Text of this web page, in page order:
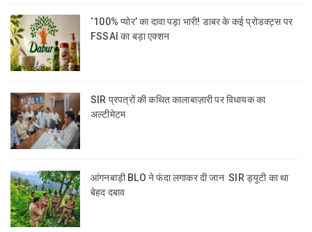
‘100% प्योर’ का दावा पड़ा भारी! डाबर के कई प्रोडक्ट्स पर
FSSAI का बड़ा एक्शन
SIR प्रपत्रों की कथित कालाबाज़ारी पर विधायक का
अल्टीमेटम
आंगनबाड़ी BLO ने फंदा लगाकर दी जान SIR ड्यूटी का था
बेहद दबाव